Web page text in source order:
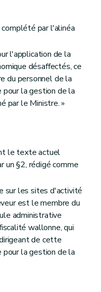
par l'alinéa
l'application de la
désaffectés, ce
du personnel de la
la gestion de la
par le Ministre. »
le texte actuel
un §2, rédigé comme
sur les sites d'activité
est le membre du
administrative
wallonne, qui
de cette
la gestion de la